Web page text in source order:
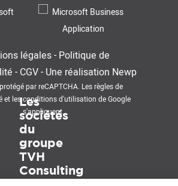
légales- Politique de
- CGV-Une réalisation Newp
par reCAPTCHA. Lesrègles de
et lesconditions d'utilisation de Google
s'appliquent.
Les
sociétés
du
groupe
TVH
Consulting